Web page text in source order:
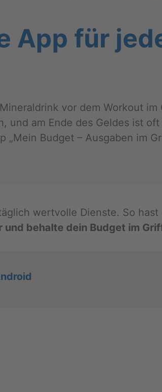
App für
vor dem Work­out im
und am Ende des Gel­des ist
Bud­get – Aus­ga­ben im
wert­vol­le Diens­te. So hast
be­hal­te dein Bud­get im